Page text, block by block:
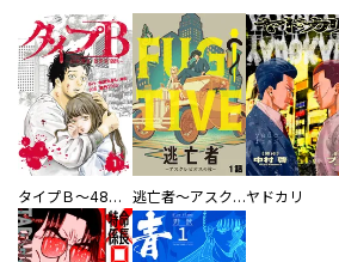
タイプＢ～48時間後、致死率100％～【単話】 逃亡者～アスクレピオスの杖～ヤドカリ